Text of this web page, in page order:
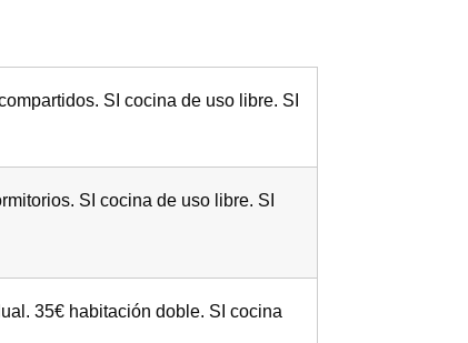
SI cocina de uso libre. SI
SI cocina de uso libre. SI
35€ habitación doble. SI cocina